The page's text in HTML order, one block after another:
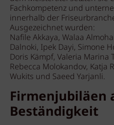
Fachkompetenz und
innerhalb der
Ausgezeichnet wurden:
Nafile Akkaya, Walaa
Dalnoki, Ipek Dayi, Simone
Doris Kämpf, Valeria Marina
Rebecca Molokandov, Katja
Wukits und Saeed Yarjanli.
Firmenjubiläen
Beständigkeit